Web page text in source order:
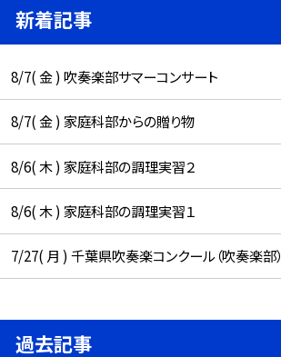
新着記事
8/7( 金 ) 吹奏楽部サマーコンサート
8/7( 金 ) 家庭科部からの贈り物
8/6( 木 ) 家庭科部の調理実習２
8/6( 木 ) 家庭科部の調理実習１
7/27( 月 ) 千葉県吹奏楽コンクール（吹奏楽部）
過去記事